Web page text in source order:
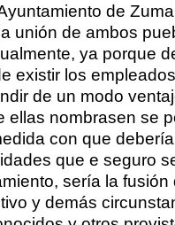
de
unión de ambos
ya porque
existir los
de un modo
ellas nombrasen se
con que
que e seguro
sería la
y demás